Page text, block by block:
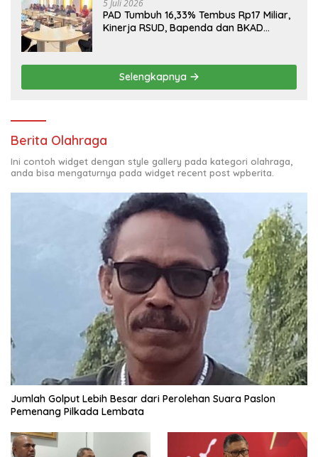
5 Juli 2026
PAD Tumbuh 16,33% Tembus Rp17 Miliar,
Kinerja RSUD, Bapenda dan BKAD
Selengkapnya
Berita Olahraga
Ini contoh widget dengan style gallery pada kategori olahraga,
anda bisa mengaturnya pada widget recent post wpberita.
Jumlah Golput Lebih Besar dari Perolehan Suara Paslon
Pemenang Pilkada Lembata